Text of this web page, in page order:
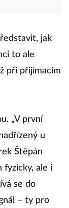
jak
to ale
při přijímacím
„V první
u
Štěpán
fyzicky, ale i
se do
– ty pro